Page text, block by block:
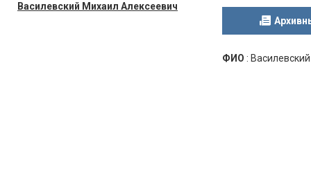
Василевский Михаил Алексеевич
ФИО :